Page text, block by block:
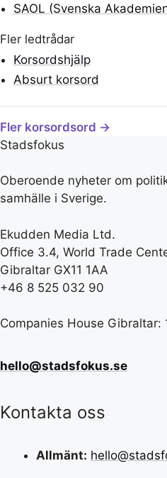
SAOL (Svenska
Fler ledtrådar
Korsordshjälp
Absurt korsord
Fler korsordsord →
Stadsfokus
Oberoende nyheter om
samhälle i Sverige.
Ekudden Media Ltd.
Office 3.4, World Trade
Gibraltar GX11 1AA
+46 8 525 032 90
Companies House Gibraltar:
hello@stadsfokus.se
Kontakta oss
Allmänt: